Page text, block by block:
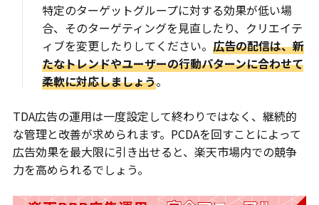
特定のターゲットグループに対する効果が低い場
合、そのターゲティングを見直したり、クリエイテ
ィブを変更したりしてください。広告の配信は、新
たなトレンドやユーザーの行動パターンに合わせて
柔軟に対応しましょう。
TDA広告の運用は一度設定して終わりではなく、継続的
な管理と改善が求められます。PCDAを回すことによって
広告効果を最大限に引き出せると、楽天市場内での競争
力を高められるでしょう。